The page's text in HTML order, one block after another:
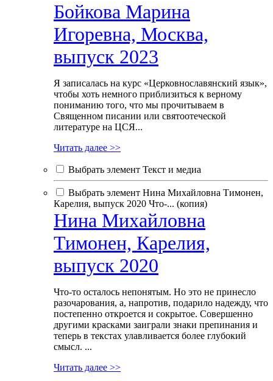
Бойкова Марина
Игоревна, Москва,
выпуск 2023
Я записалась на курс «Церковнославянский язык»,
чтобы хоть немного приблизиться к верному
пониманию того, что мы прочитываем в
Священном писании или святоотеческой
литературе на ЦСЯ...
Читать далее >>
Выбрать элемент Текст и медиа
Выбрать элемент Нина Михайловна Тимонен,
Карелия, выпуск 2020 Что-... (копия)
Нина Михайловна
Тимонен, Карелия,
выпуск 2020
Что-то осталось непонятым. Но это не принесло
разочарования, а, напротив, подарило надежду, что
постепенно откроется и сокрытое. Совершенно
другими красками заиграли знаки препинания и
теперь в текстах улавливается более глубокий
смысл. ...
Читать далее >>